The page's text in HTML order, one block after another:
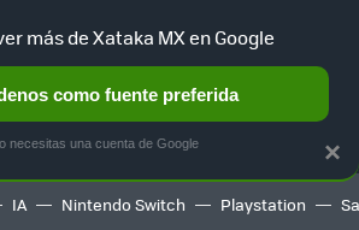
HOME AUTO TERRITORIO
IA Nintendo Switch Playstation
×
más de Xataka MX en Google
como fuente preferida
necesitas una cuenta de Google